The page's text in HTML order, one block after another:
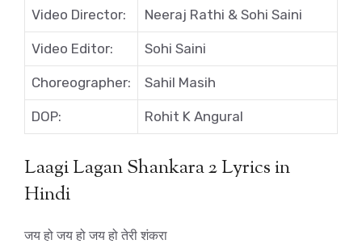
Video Director: Neeraj Rathi & Sohi Saini
Video Editor: Sohi Saini
Choreographer: Sahil Masih
DOP: Rohit K Angural
Laagi Lagan Shankara 2 Lyrics in
Hindi
जय हो जय हो जय हो तेरी शंकरा